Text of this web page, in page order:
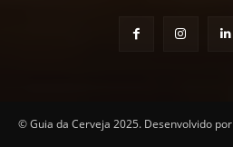
© Guia da Cerveja 2025. Desenvolvido por